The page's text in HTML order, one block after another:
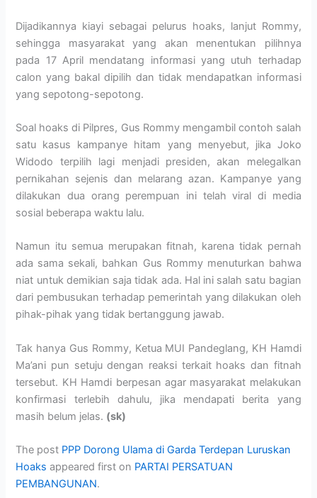
Dijadikannya kiayi sebagai pelurus hoaks, lanjut Rommy,
sehingga masyarakat yang akan menentukan pilihnya
pada 17 April mendatang informasi yang utuh terhadap
calon yang bakal dipilih dan tidak mendapatkan informasi
yang sepotong-sepotong.
Soal hoaks di Pilpres, Gus Rommy mengambil contoh salah
satu kasus kampanye hitam yang menyebut, jika Joko
Widodo terpilih lagi menjadi presiden, akan melegalkan
pernikahan sejenis dan melarang azan. Kampanye yang
dilakukan dua orang perempuan ini telah viral di media
sosial beberapa waktu lalu.
Namun itu semua merupakan fitnah, karena tidak pernah
ada sama sekali, bahkan Gus Rommy menuturkan bahwa
niat untuk demikian saja tidak ada. Hal ini salah satu bagian
dari pembusukan terhadap pemerintah yang dilakukan oleh
pihak-pihak yang tidak bertanggung jawab.
Tak hanya Gus Rommy, Ketua MUI Pandeglang, KH Hamdi
Ma’ani pun setuju dengan reaksi terkait hoaks dan fitnah
tersebut. KH Hamdi berpesan agar masyarakat melakukan
konfirmasi terlebih dahulu, jika mendapati berita yang
masih belum jelas. (sk)
The post PPP Dorong Ulama di Garda Terdepan Luruskan
Hoaks appeared first on PARTAI PERSATUAN
PEMBANGUNAN.